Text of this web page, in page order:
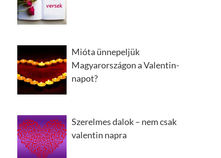
Mióta ünnepeljük
Magyarországon a Valentin-
napot?
Szerelmes dalok – nem csak
valentin napra